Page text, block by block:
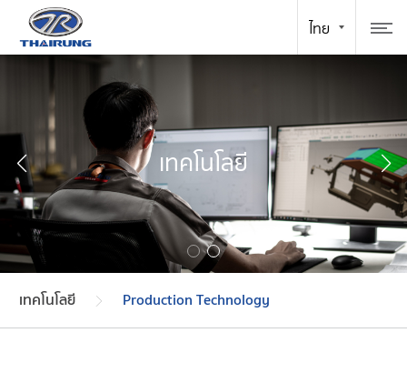
เทคโนโลยี
เทคโนโลยี Production Technology